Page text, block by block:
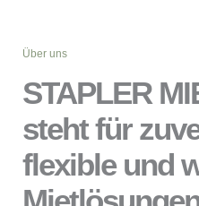
Über uns
STAPLER
steht für
flexible und